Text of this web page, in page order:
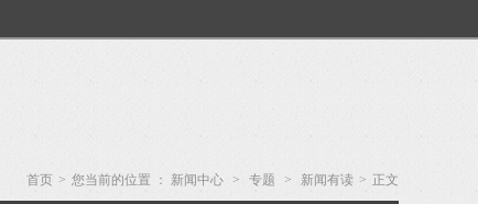
首页 > 您当前的位置 ： 新闻中心 > 专题 > 新闻有读 > 正文